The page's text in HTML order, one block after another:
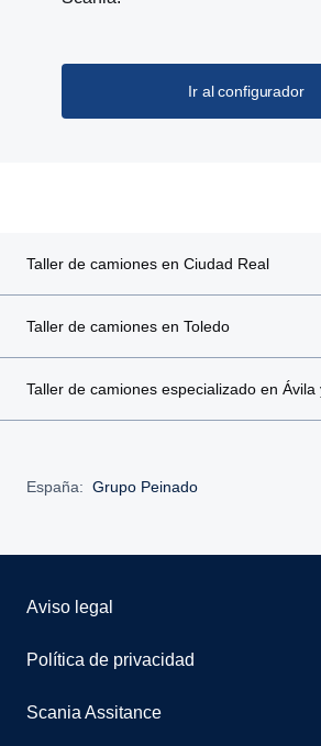
Ir al configurador
Taller de camiones en Ciudad Real
Taller de camiones en Toledo
Taller de camiones especializado en Ávila
España: Grupo Peinado
Aviso legal
Política de privacidad
Scania Assitance